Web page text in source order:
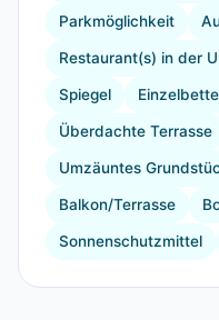
Parkmöglichkeit
Restaurant(s) in der
Spiegel
Überdachte Terrasse
Umzäuntes
Balkon/Terrasse
Sonnenschutzmittel